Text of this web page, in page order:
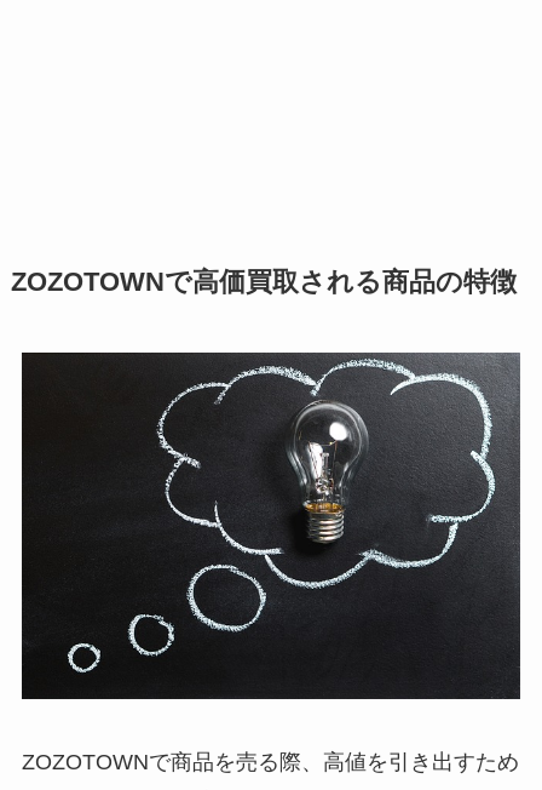
ZOZOTOWNで高価買取される商品の特徴
ZOZOTOWNで商品を売る際、高値を引き出すため